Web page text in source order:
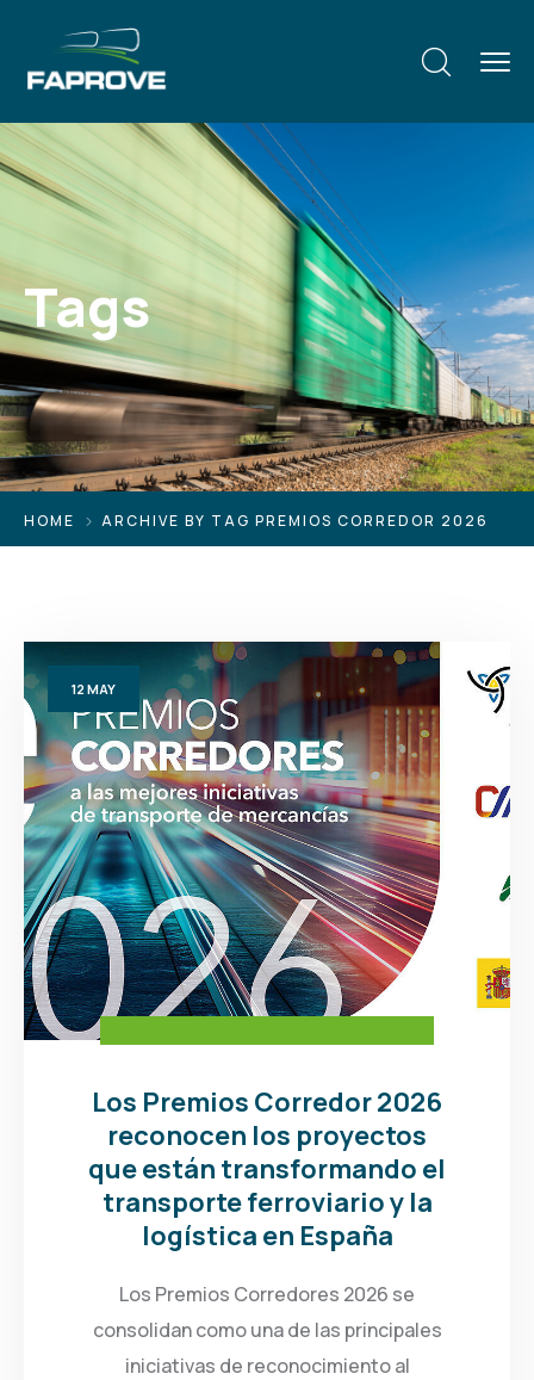
Tags
HOME ARCHIVE BY TAG PREMIOS CORREDOR 2026
12MAY
Los Premios Corredor 2026
reconocen los proyectos
que están transformando el
transporte ferroviario y la
logística en España
Los Premios Corredores 2026 se
consolidan como una de las principales
iniciativas de reconocimiento al